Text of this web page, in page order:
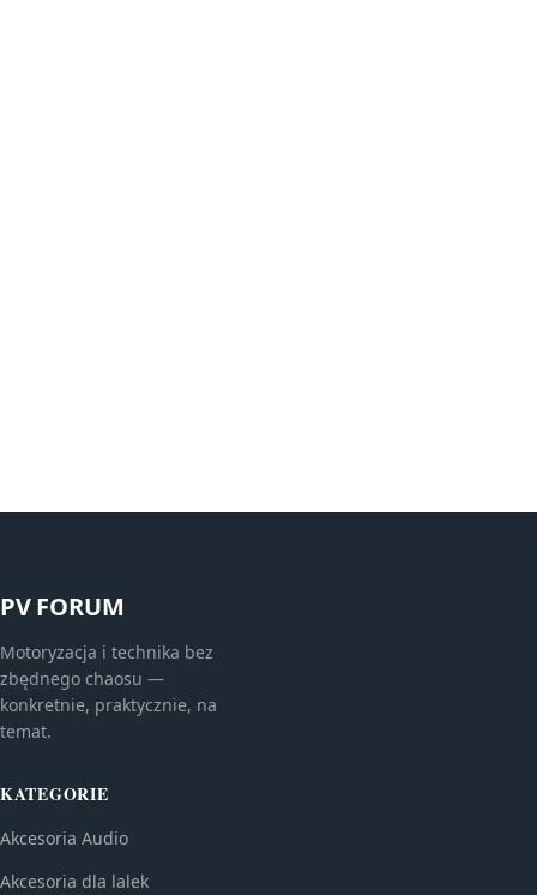
PV FORUM
Motoryzacja i technika bez
zbędnego chaosu —
konkretnie, praktycznie, na
temat.
KATEGORIE
Akcesoria Audio
Akcesoria dla lalek